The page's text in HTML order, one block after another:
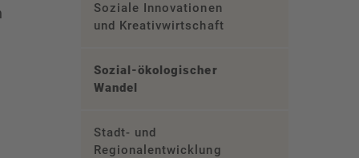
Soziale Innovationen
und Kreativwirtschaft
Sozial-ökologischer
Wandel
Stadt- und
Regionalentwicklung